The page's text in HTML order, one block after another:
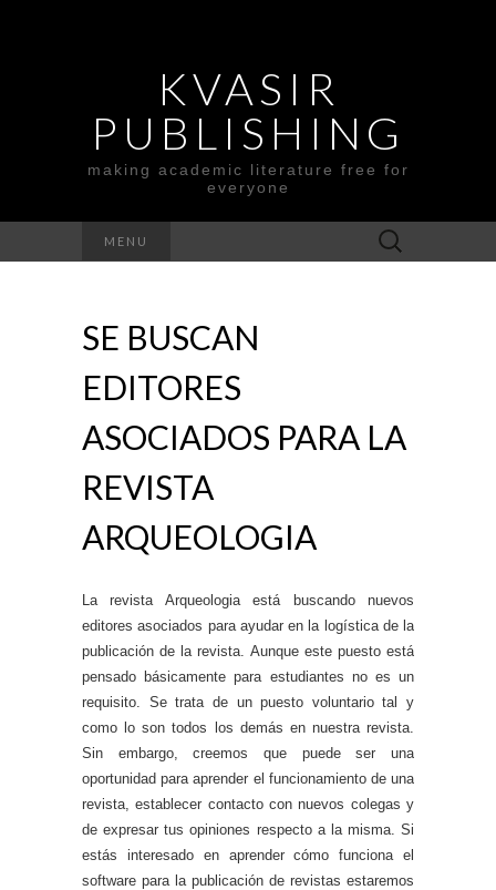
KVASIR
PUBLISHING
making academic literature free for
everyone
MENU
Search
for:
SE BUSCAN
EDITORES
ASOCIADOS PARA LA
REVISTA
ARQUEOLOGIA
La revista Arqueologia está buscando nuevos
editores asociados para ayudar en la logística de la
publicación de la revista. Aunque este puesto está
pensado básicamente para estudiantes no es un
requisito. Se trata de un puesto voluntario tal y
como lo son todos los demás en nuestra revista.
Sin embargo, creemos que puede ser una
oportunidad para aprender el funcionamiento de una
revista, establecer contacto con nuevos colegas y
de expresar tus opiniones respecto a la misma. Si
estás interesado en aprender cómo funciona el
software para la publicación de revistas estaremos